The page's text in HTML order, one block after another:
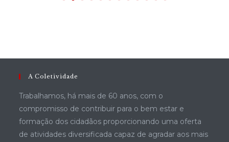
A Coletividade
Trabalhamos, há mais de 60 anos, com o
compromisso de contribuir para o bem estar e
formação dos cidadãos proporcionando uma oferta
de atividades diversificada capaz de agradar aos mais